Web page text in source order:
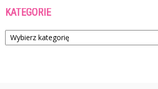
KATEGORIE
Kategorie